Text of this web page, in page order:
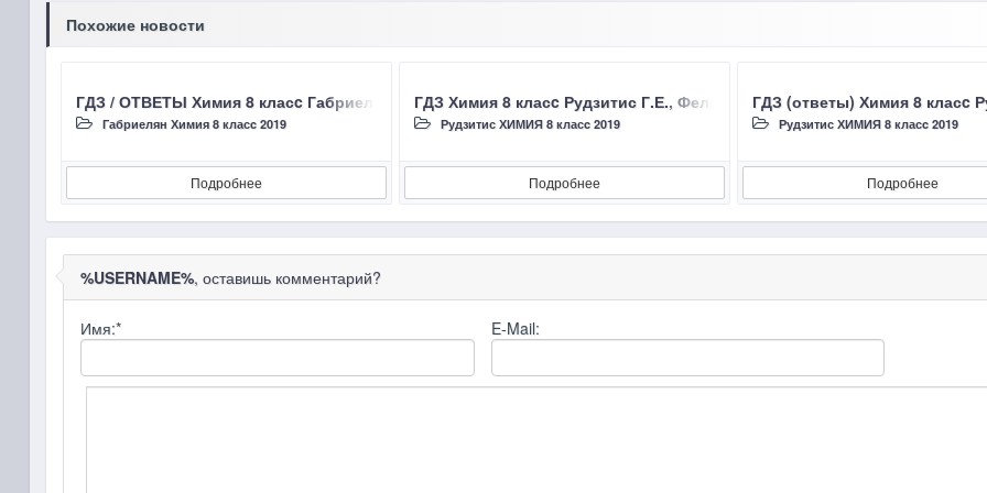
Похожие новости
ГДЗ / ОТВЕТЫ Химия 8 класc Габриелян О.С. §22 Соли
Габриелян Химия 8 класc 2019
Подробнее
ГДЗ Химия 8 класc Рудзитис Г.Е., Фельдман Ф.Г., 2019, §17 Составление
Рудзитис ХИМИЯ 8 класc 2019
Подробнее
ГДЗ (ответы) Химия 8 класc
Рудзитис ХИМИЯ 8 класc 2019
Подробнее
%USERNAME%, оставишь комментарий?
Имя:* E-Mail: